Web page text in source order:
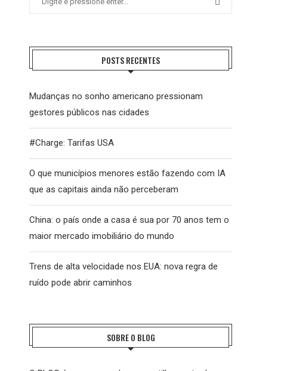
POSTS RECENTES
Mudanças no sonho americano pressionam
gestores públicos nas cidades
#Charge: Tarifas USA
O que municípios menores estão fazendo com IA
que as capitais ainda não perceberam
China: o país onde a casa é sua por 70 anos tem o
maior mercado imobiliário do mundo
Trens de alta velocidade nos EUA: nova regra de
ruído pode abrir caminhos
SOBRE O BLOG